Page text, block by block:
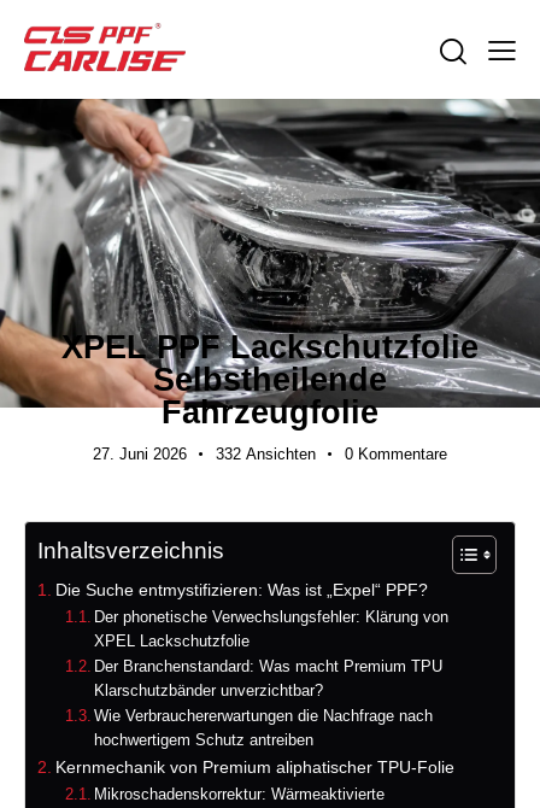
BRANCHENNEUIGKEITEN
XPEL PPF Lackschutzfolie
Selbstheilende
Fahrzeugfolie
27. Juni 2026 332 Ansichten 0 Kommentare
Inhaltsverzeichnis
Die Suche entmystifizieren: Was ist „Expel“ PPF?
Der phonetische Verwechslungsfehler: Klärung von
XPEL Lackschutzfolie
Der Branchenstandard: Was macht Premium TPU
Klarschutzbänder unverzichtbar?
Wie Verbrauchererwartungen die Nachfrage nach
hochwertigem Schutz antreiben
Kernmechanik von Premium aliphatischer TPU-Folie
Mikroschadenskorrektur: Wärmeaktivierte